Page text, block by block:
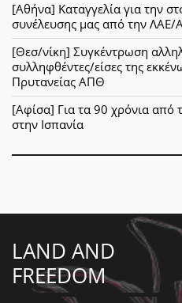
[Αθήνα] Καταγγελία για την
συνέλευσης μας από την
[Θεσ/νίκη] Συγκέντρωση
συλληφθέντες/είσες της
Πρυτανείας ΑΠΘ
[Αφίσα] Για τα 90 χρόνια από
στην Ισπανία
LAND AND
FREEDOM